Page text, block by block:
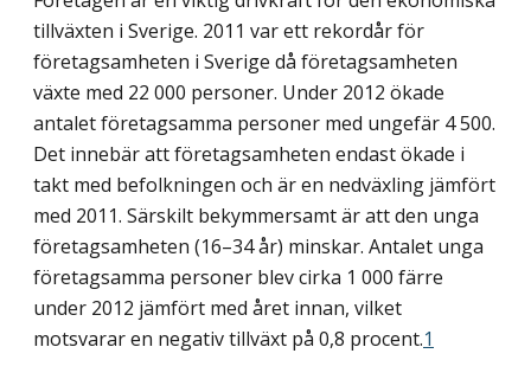
tillväxten i Sverige. 2011 var ett rekordår för
företagsamheten i Sverige då företagsamheten
växte med 22 000 personer. Under 2012 ökade
antalet företagsamma personer med ungefär 4 500.
Det innebär att företagsamheten endast ökade i
takt med befolkningen och är en nedväxling jämfört
med 2011. Särskilt bekymmersamt är att den unga
företagsamheten (16–34 år) minskar. Antalet unga
företagsamma personer blev cirka 1 000 färre
under 2012 jämfört med året innan, vilket
motsvarar en negativ tillväxt på 0,8 procent.1